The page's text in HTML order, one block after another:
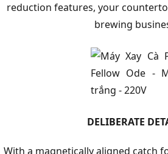
reduction features, your
brewing
DELIBERATE
With a magnetically aligned catch